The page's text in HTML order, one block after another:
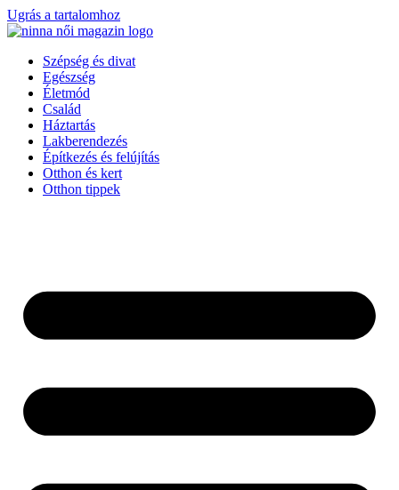
Ugrás a tartalomhoz
Szépség és divat
Egészség
Életmód
Család
Háztartás
Lakberendezés
Építkezés és felújítás
Otthon és kert
Otthon tippek